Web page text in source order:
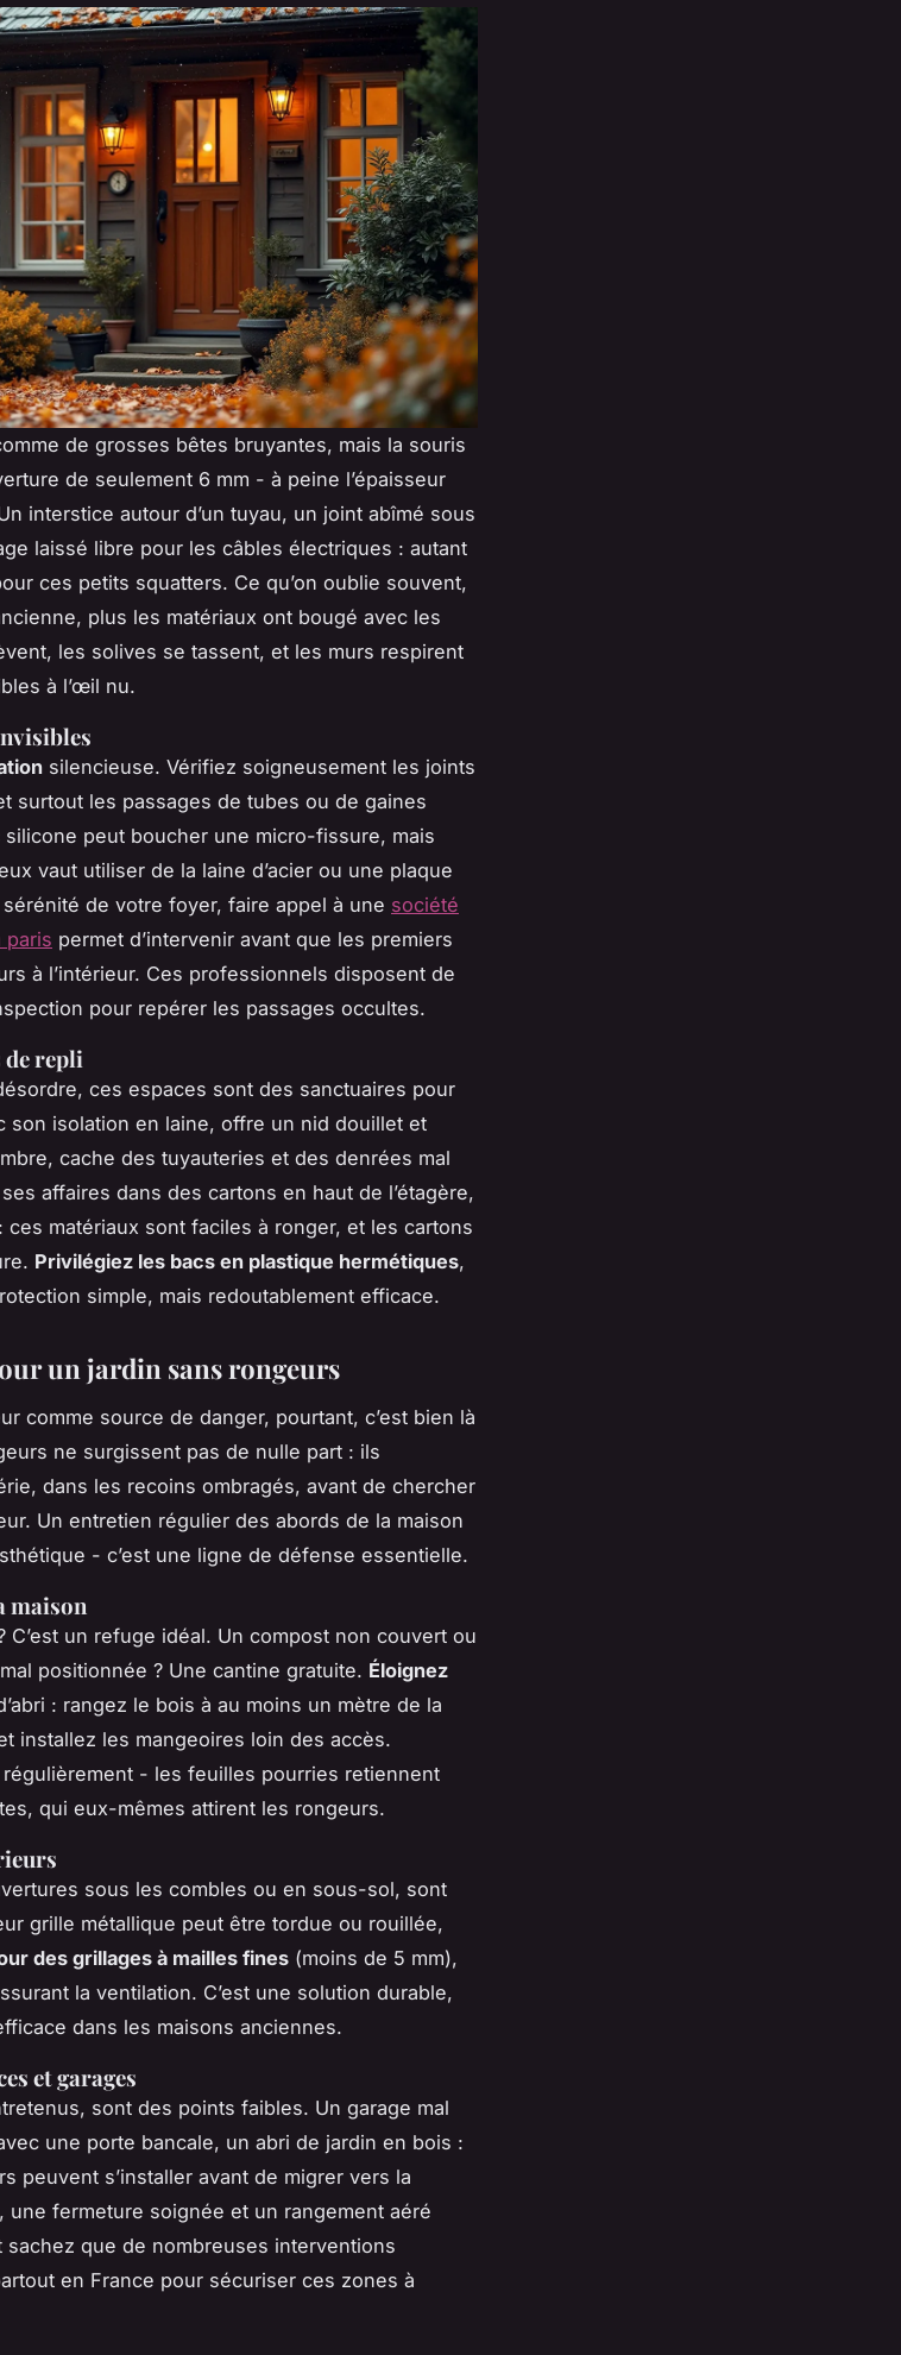
de grosses bêtes bruyantes, mais la souris
de seulement 6 mm - à peine l’épaisseur
interstice autour d’un tuyau, un joint abîmé sous
laissé libre pour les câbles électriques : autant
ces petits squatters. Ce qu’on oublie souvent,
plus les matériaux ont bougé avec les
les solives se tassent, et les murs respirent
à l’œil nu.
silencieuse. Vérifiez soigneusement les joints
surtout les passages de tubes ou de gaines
peut boucher une micro-fissure, mais
vaut utiliser de la laine d’acier ou une plaque
de votre foyer, faire appel à une société
paris permet d’intervenir avant que les premiers
à l’intérieur. Ces professionnels disposent de
pour repérer les passages occultes.
de repli
ces espaces sont des sanctuaires pour
son isolation en laine, offre un nid douillet et
cache des tuyauteries et des denrées mal
affaires dans des cartons en haut de l’étagère,
ces matériaux sont faciles à ronger, et les cartons
Privilégiez les bacs en plastique hermétiques,
simple, mais redoutablement efficace.
un jardin sans rongeurs
comme source de danger, pourtant, c’est bien là
ne surgissent pas de nulle part : ils
dans les recoins ombragés, avant de chercher
Un entretien régulier des abords de la maison
- c’est une ligne de défense essentielle.
maison
C’est un refuge idéal. Un compost non couvert ou
positionnée ? Une cantine gratuite. Éloignez
: rangez le bois à au moins un mètre de la
installez les mangeoires loin des accès.
- les feuilles pourries retiennent
qui eux-mêmes attirent les rongeurs.
sous les combles ou en sous-sol, sont
grille métallique peut être tordue ou rouillée,
des grillages à mailles fines (moins de 5 mm),
la ventilation. C’est une solution durable,
dans les maisons anciennes.
et garages
sont des points faibles. Un garage mal
une porte bancale, un abri de jardin en bois :
peuvent s’installer avant de migrer vers la
une fermeture soignée et un rangement aéré
que de nombreuses interventions
en France pour sécuriser ces zones à